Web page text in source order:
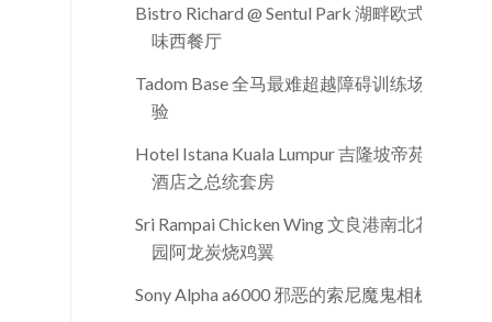
Bistro Richard @ Sentul Park 湖畔欧式风
味西餐厅
Tadom Base 全马最难超越障碍训练场体
验
Hotel Istana Kuala Lumpur 吉隆坡帝苑
酒店之总统套房
Sri Rampai Chicken Wing 文良港南北花
园阿龙炭烧鸡翼
Sony Alpha a6000 邪恶的索尼魔鬼相机